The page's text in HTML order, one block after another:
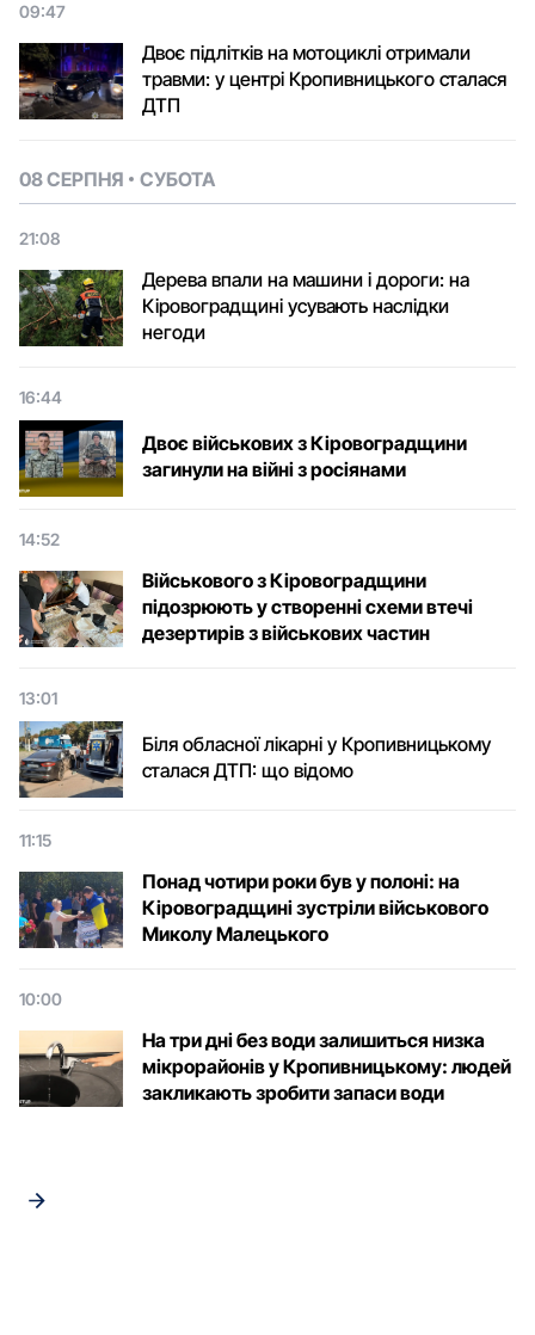
09:47
Двоє підлітків на мотоциклі отримали
травми: у центрі Кропивницького сталася
ДТП
08 СЕРПНЯ СУБОТА
21:08
Дерева впали на машини і дороги: на
Кіровоградщині усувають наслідки
негоди
16:44
Двоє військових з Кіровоградщини
загинули на війні з росіянами
14:52
Військового з Кіровоградщини
підозрюють у створенні схеми втечі
дезертирів з військових частин
13:01
Біля обласної лікарні у Кропивницькому
сталася ДТП: що відомо
11:15
Понад чотири роки був у полоні: на
Кіровоградщині зустріли військового
Микoлу Малецькoгo
10:00
На три дні без води залишиться низка
мікрорайонів у Кропивницькому: людей
закликають зробити запаси води